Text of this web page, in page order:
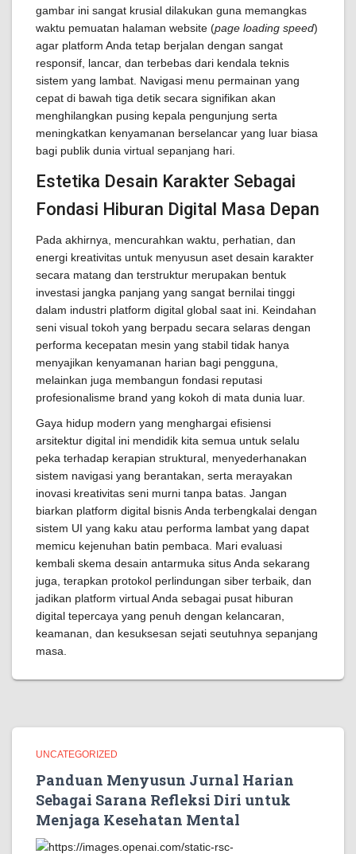
gambar ini sangat krusial dilakukan guna memangkas
waktu pemuatan halaman website (page loading speed)
agar platform Anda tetap berjalan dengan sangat
responsif, lancar, dan terbebas dari kendala teknis
sistem yang lambat. Navigasi menu permainan yang
cepat di bawah tiga detik secara signifikan akan
menghilangkan pusing kepala pengunjung serta
meningkatkan kenyamanan berselancar yang luar biasa
bagi publik dunia virtual sepanjang hari.
Estetika Desain Karakter Sebagai
Fondasi Hiburan Digital Masa Depan
Pada akhirnya, mencurahkan waktu, perhatian, dan
energi kreativitas untuk menyusun aset desain karakter
secara matang dan terstruktur merupakan bentuk
investasi jangka panjang yang sangat bernilai tinggi
dalam industri platform digital global saat ini. Keindahan
seni visual tokoh yang berpadu secara selaras dengan
performa kecepatan mesin yang stabil tidak hanya
menyajikan kenyamanan harian bagi pengguna,
melainkan juga membangun fondasi reputasi
profesionalisme brand yang kokoh di mata dunia luar.
Gaya hidup modern yang menghargai efisiensi
arsitektur digital ini mendidik kita semua untuk selalu
peka terhadap kerapian struktural, menyederhanakan
sistem navigasi yang berantakan, serta merayakan
inovasi kreativitas seni murni tanpa batas. Jangan
biarkan platform digital bisnis Anda terbengkalai dengan
sistem UI yang kaku atau performa lambat yang dapat
memicu kejenuhan batin pembaca. Mari evaluasi
kembali skema desain antarmuka situs Anda sekarang
juga, terapkan protokol perlindungan siber terbaik, dan
jadikan platform virtual Anda sebagai pusat hiburan
digital tepercaya yang penuh dengan kelancaran,
keamanan, dan kesuksesan sejati seutuhnya sepanjang
masa.
UNCATEGORIZED
Panduan Menyusun Jurnal Harian
Sebagai Sarana Refleksi Diri untuk
Menjaga Kesehatan Mental